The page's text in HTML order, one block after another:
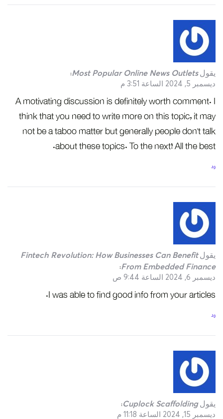
يقول Most Popular Online News Outlets
:
ديسمبر 5, 2024 الساعة 3:51 م
A motivating discussion is definitely worth comment. I
think that you need to write more on this topic, it may
not be a taboo matter but generally people don’t talk
about these topics. To the next! All the best.
رد
يقول Fintech Revolution: How Businesses Can Benefit
From Embedded Finance
:
ديسمبر 6, 2024 الساعة 9:44 ص
I was able to find good info from your articles.
رد
يقول Cuplock Scaffolding
:
ديسمبر 15, 2024 الساعة 11:18 م